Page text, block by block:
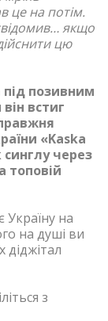
це на потім.
якщо
цю
під позивним
встиг
«Kaska
через
топовій
на
на душі ви
діджітал
з